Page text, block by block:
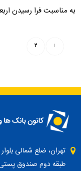
به مناسبت فرا رسیدن
۱ ۲
طبقه دوم صندوق پستی: